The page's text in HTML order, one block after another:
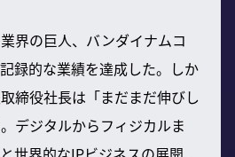
界の巨人、バンダイナムコ
録的な業績を達成した。しか
締役社長は「まだまだ伸びし
デジタルからフィジカルま